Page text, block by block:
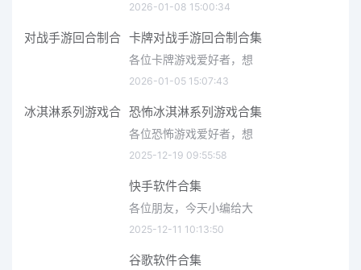
2026-01-08 15:00:34
卡牌对战手游回合制合集
各位卡牌游戏爱好者，想
2026-01-05 15:07:43
恐怖冰淇淋系列游戏合集
各位恐怖游戏爱好者，想
2025-12-19 09:55:58
快手软件合集
各位朋友，今天小编给大
2025-12-11 10:13:50
谷歌软件合集